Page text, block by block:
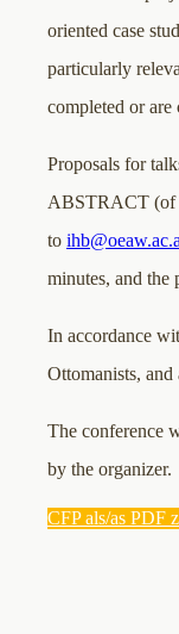
oriented case
particularly
completed or
Proposals for
ABSTRACT (of
to
minutes, and the
In accordance
Ottomanists, and
The conference
by the organizer.
CFP als/as PDF